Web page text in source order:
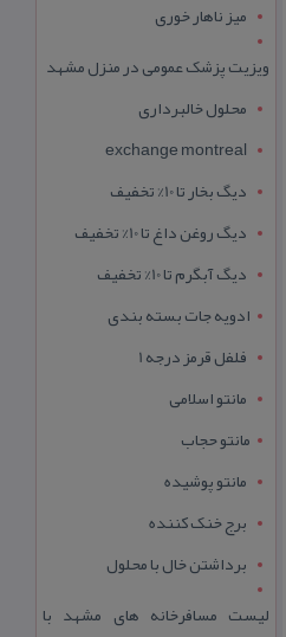
میز ناهار خوری
ویزیت پزشک عمومی در منزل مشهد
محلول خالبرداری
exchange montreal
دیگ بخار تا 10% تخفیف
دیگ روغن داغ تا 10% تخفیف
دیگ آبگرم تا 10% تخفیف
ادویه جات بسته بندی
فلفل قرمز درجه 1
مانتو اسلامی
مانتو حجاب
مانتو پوشیده
برج خنک کننده
برداشتن خال با محلول
لیست مسافرخانه های مشهد با